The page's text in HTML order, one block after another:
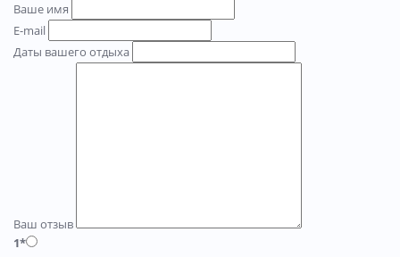
Ваше имя
E-mail
Даты вашего отдыха
Ваш отзыв
1*